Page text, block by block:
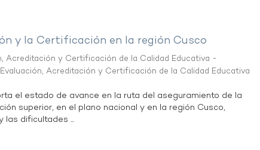
y la Certificación en la región Cusco
Acreditación y Certificación de la Calidad Educativa -
Acreditación y Certificación de la Calidad Educativa
el estado de avance en la ruta del aseguramiento de la
superior, en el plano nacional y en la región Cusco,
las dificultades ...